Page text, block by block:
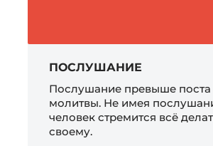
ПОСЛУШАНИЕ
Послушание превыше поста
молитвы. Не имея
человек стремится всё
своему.